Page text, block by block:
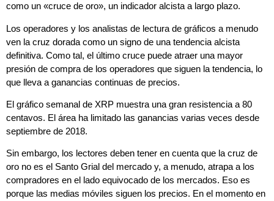
como un «cruce de oro», un indicador alcista a largo plazo.
Los operadores y los analistas de lectura de gráficos a menudo
ven la cruz dorada como un signo de una tendencia alcista
definitiva. Como tal, el último cruce puede atraer una mayor
presión de compra de los operadores que siguen la tendencia, lo
que lleva a ganancias continuas de precios.
El gráfico semanal de XRP muestra una gran resistencia a 80
centavos. El área ha limitado las ganancias varias veces desde
septiembre de 2018.
Sin embargo, los lectores deben tener en cuenta que la cruz de
oro no es el Santo Grial del mercado y, a menudo, atrapa a los
compradores en el lado equivocado de los mercados. Eso es
porque las medias móviles siguen los precios. En el momento en